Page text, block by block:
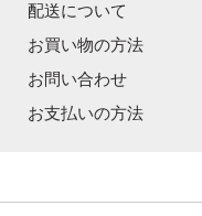
配送について
お買い物の方法
お問い合わせ
お支払いの方法